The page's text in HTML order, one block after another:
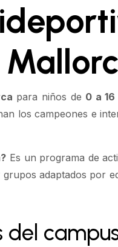
para niños de 0 a
los campeones e
Es un programa de
adaptados por